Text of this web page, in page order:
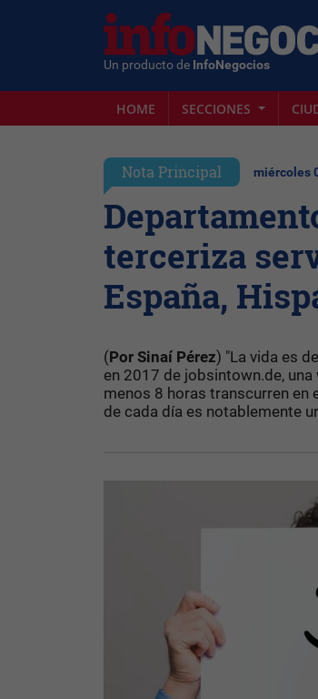
Un producto de InfoNegocios
HOME SECCIONES
Nota Principal miércoles
terceriza
España,
(Por Sinaí Pérez) "La vida es
en 2017 de jobsintown.de,
menos 8 horas transcurren en
de cada día es notablemente